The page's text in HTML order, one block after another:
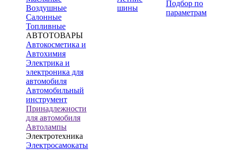
Воздушные
Салонные
Топливные
АВТОТОВАРЫ
Автокосметика и
Автохимия
Электрика и
электроника для
автомобиля
Автомобильный
инструмент
Принадлежности
для автомобиля
Автолампы
Электротехника
Электросамокаты
шины
Подбор по
параметрам